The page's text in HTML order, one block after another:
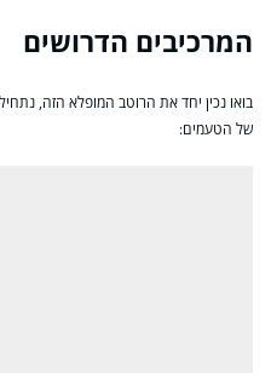
המרכיבים הדרושים
בואו נכין יחד את הרוטב המופלא הזה,
של הטעמים: